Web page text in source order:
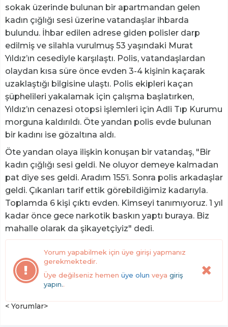
sokak üzerinde bulunan bir apartmandan gelen
kadın çığlığı sesi üzerine vatandaşlar ihbarda
bulundu. İhbar edilen adrese giden polisler darp
edilmiş ve silahla vurulmuş 53 yaşındaki Murat
Yıldız’ın cesediyle karşılaştı. Polis, vatandaşlardan
olaydan kısa süre önce evden 3-4 kişinin kaçarak
uzaklaştığı bilgisine ulaştı. Polis ekipleri kaçan
şüphelileri yakalamak için çalışma başlatırken,
Yıldız’ın cenazesi otopsi işlemleri için Adli Tıp Kurumu
morguna kaldırıldı. Öte yandan polis evde bulunan
bir kadını ise gözaltına aldı.
Öte yandan olaya ilişkin konuşan bir vatandaş, "Bir
kadın çığlığı sesi geldi. Ne oluyor demeye kalmadan
pat diye ses geldi. Aradım 155’i. Sonra polis arkadaşlar
geldi. Çıkanları tarif ettik görebildiğimiz kadarıyla.
Toplamda 6 kişi çıktı evden. Kimseyi tanımıyoruz. 1 yıl
kadar önce gece narkotik baskın yaptı buraya. Biz
mahalle olarak da şikayetçiyiz" dedi.
Yorum yapabilmek için üye girişi yapmanız
gerekmektedir.
Üye değilseniz hemen üye olun veya giriş
yapın..
< Yorumlar>